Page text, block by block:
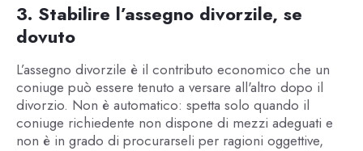
3. Stabilire l’assegno divorzile, se
dovuto
L’assegno divorzile è il contributo economico che un
coniuge può essere tenuto a versare all'altro dopo il
divorzio. Non è automatico: spetta solo quando il
coniuge richiedente non dispone di mezzi adeguati e
non è in grado di procurarseli per ragioni oggettive,